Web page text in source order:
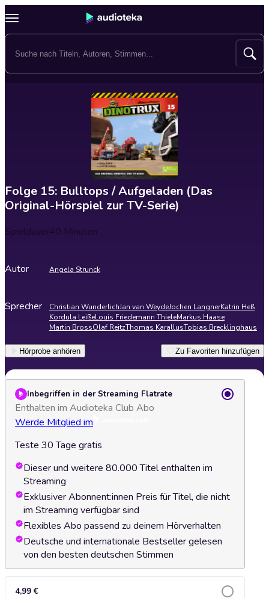
Folge 15: Bulltops / Aufgeladen (Das
Original-Hörspiel zur TV-Serie)
Spieldauer40 Minuten
Autor Angela Strunck
Sprecher Christian WunderlichJan van WeydeJochen LangnerKatrin Heß
Kordula LeißeLouis Friedemann ThieleMarkus Haase
Martin BrossOlaf ReitzThomas KarallusTobias Brecklinghaus
Hörprobe anhören Zu Favoriten hinzufügen
Inbegriffen in der Streaming Flatrate
Enthalten im Audioteka Club Abo
Werde Mitglied im
Teste 30 Tage gratis
Dieser und weitere 80.000 Titel enthalten im
Streaming
Exklusiver Abonnent:innen Preis für Titel, die nicht
im Streaming verfügbar sind
Flexibles Abo passend zu deinem Hörverhalten
Deutsche und internationale Bestseller gelesen
von den besten deutschen Stimmen
4,99 €